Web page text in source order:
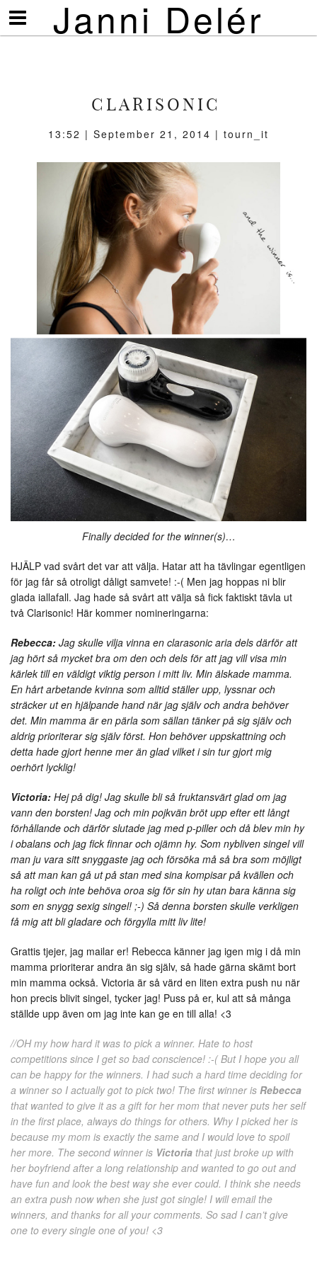
Janni Delér
Visa/göm
meny
CLARISONIC
13:52 | September 21, 2014 | tourn_it
Finally decided for the winner(s)…
HJÄLP vad svårt det var att välja. Hatar att ha tävlingar egentligen
för jag får så otroligt dåligt samvete! :-( Men jag hoppas ni blir
glada iallafall. Jag hade så svårt att välja så fick faktiskt tävla ut
två Clarisonic! Här kommer nomineringarna:
Rebecca: Jag skulle vilja vinna en clarasonic aria dels därför att
jag hört så mycket bra om den och dels för att jag vill visa min
kärlek till en väldigt viktig person i mitt liv. Min älskade mamma.
En hårt arbetande kvinna som alltid ställer upp, lyssnar och
sträcker ut en hjälpande hand när jag själv och andra behöver
det. Min mamma är en pärla som sällan tänker på sig själv och
aldrig prioriterar sig själv först. Hon behöver uppskattning och
detta hade gjort henne mer än glad vilket i sin tur gjort mig
oerhört lycklig!
Victoria: Hej på dig! Jag skulle bli så fruktansvärt glad om jag
vann den borsten! Jag och min pojkvän bröt upp efter ett långt
förhållande och därför slutade jag med p-piller och då blev min hy
i obalans och jag fick finnar och ojämn hy. Som nybliven singel vill
man ju vara sitt snyggaste jag och försöka må så bra som möjligt
så att man kan gå ut på stan med sina kompisar på kvällen och
ha roligt och inte behöva oroa sig för sin hy utan bara känna sig
som en snygg sexig singel! ;-) Så denna borsten skulle verkligen
få mig att bli gladare och förgylla mitt liv lite!
Grattis tjejer, jag mailar er! Rebecca känner jag igen mig i då min
mamma prioriterar andra än sig själv, så hade gärna skämt bort
min mamma också. Victoria är så värd en liten extra push nu när
hon precis blivit singel, tycker jag! Puss på er, kul att så många
ställde upp även om jag inte kan ge en till alla! <3
//OH my how hard it was to pick a winner. Hate to host
competitions since I get so bad conscience! :-( But I hope you all
can be happy for the winners. I had such a hard time deciding for
a winner so I actually got to pick two! The first winner is Rebecca
that wanted to give it as a gift for her mom that never puts her self
in the first place, always do things for others. Why I picked her is
because my mom is exactly the same and I would love to spoil
her more. The second winner is Victoria that just broke up with
her boyfriend after a long relationship and wanted to go out and
have fun and look the best way she ever could. I think she needs
an extra push now when she just got single! I will email the
winners, and thanks for all your comments. So sad I can’t give
one to every single one of you! <3